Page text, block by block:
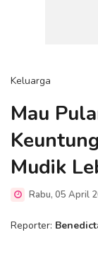
Keluarga
Mau
Mudik
Rabu, 05 April
Reporter: